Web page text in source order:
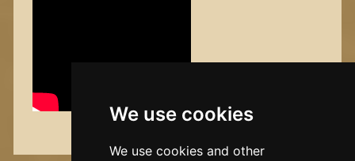
We use cookies
We use cookies and other
Nynke's slowcials